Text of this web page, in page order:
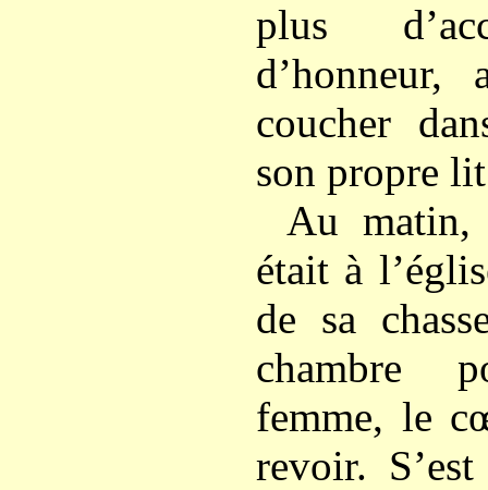
plus
coucher
son propre
Au matin,
était à
de sa
chambre
femme, le
revoir.